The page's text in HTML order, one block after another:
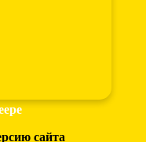
сайта